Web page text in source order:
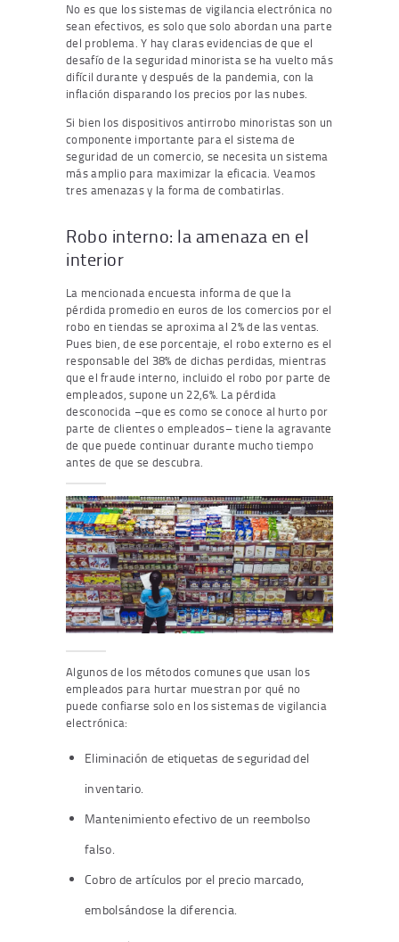
No es que los sistemas de vigilancia electrónica no
sean efectivos, es solo que solo abordan una parte
del problema. Y hay claras evidencias de que el
desafío de la seguridad minorista se ha vuelto más
difícil durante y después de la pandemia, con la
inflación disparando los precios por las nubes.
Si bien los dispositivos antirrobo minoristas son un
componente importante para el sistema de
seguridad de un comercio, se necesita un sistema
más amplio para maximizar la eficacia. Veamos
tres amenazas y la forma de combatirlas.
Robo interno: la amenaza en el
interior
La mencionada encuesta informa de que la
pérdida promedio en euros de los comercios por el
robo en tiendas se aproxima al 2% de las ventas.
Pues bien, de ese porcentaje, el robo externo es el
responsable del 38% de dichas perdidas, mientras
que el fraude interno, incluido el robo por parte de
empleados, supone un 22,6%. La pérdida
desconocida –que es como se conoce al hurto por
parte de clientes o empleados– tiene la agravante
de que puede continuar durante mucho tiempo
antes de que se descubra.
Algunos de los métodos comunes que usan los
empleados para hurtar muestran por qué no
puede confiarse solo en los sistemas de vigilancia
electrónica:
Eliminación de etiquetas de seguridad del
inventario.
Mantenimiento efectivo de un reembolso
falso.
Cobro de artículos por el precio marcado,
embolsándose la diferencia.